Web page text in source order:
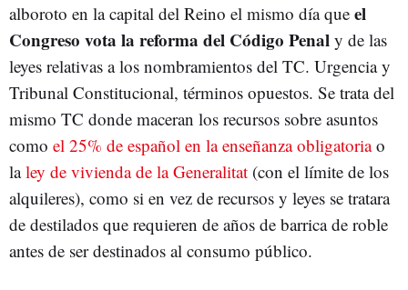
alboroto en la capital del Reino el mismo día que el
Congreso vota la reforma del Código Penal y de las
leyes relativas a los nombramientos del TC. Urgencia y
Tribunal Constitucional, términos opuestos. Se trata del
mismo TC donde maceran los recursos sobre asuntos
como el 25% de español en la enseñanza obligatoriao
laley de vivienda de la Generalitat (con el límite de los
alquileres), como si en vez de recursos y leyes se tratara
de destilados que requieren de años de barrica de roble
antes de ser destinados al consumo público.